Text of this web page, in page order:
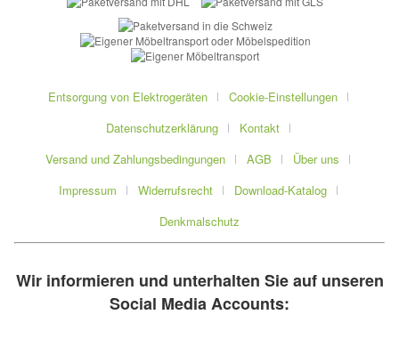
Entsorgung von Elektrogeräten
Cookie-Einstellungen
Datenschutzerklärung
Kontakt
Versand und Zahlungsbedingungen
AGB
Über uns
Impressum
Widerrufsrecht
Download-Katalog
Denkmalschutz
Wir informieren und unterhalten Sie auf unseren
Social Media Accounts: